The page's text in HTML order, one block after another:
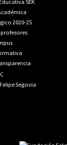
SEK
2020-25
Segovia